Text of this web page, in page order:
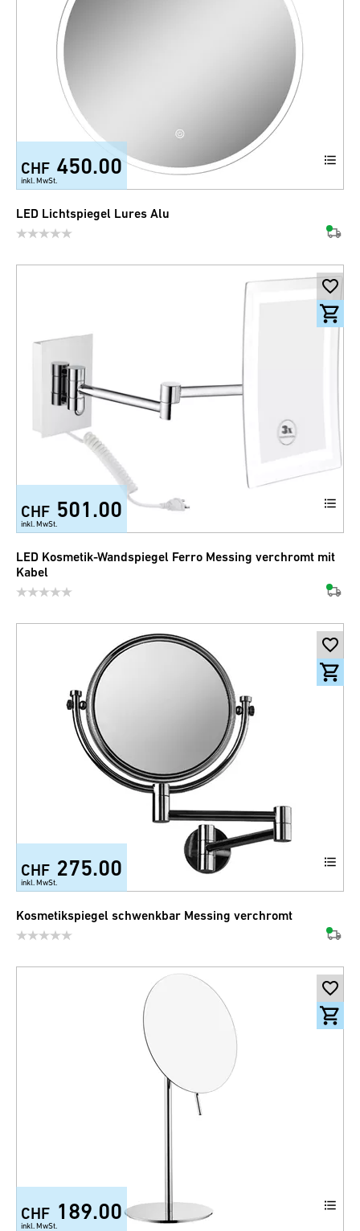
CHF 450.00
inkl. MwSt.
LED Lichtspiegel Lures Alu
CHF 501.00
inkl. MwSt.
LED Kosmetik-Wandspiegel Ferro Messing verchromt mit
Kabel
CHF 275.00
inkl. MwSt.
Kosmetikspiegel schwenkbar Messing verchromt
CHF 189.00
inkl. MwSt.